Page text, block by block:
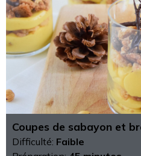
Coupes de sabayon et
Difficulté: Faible